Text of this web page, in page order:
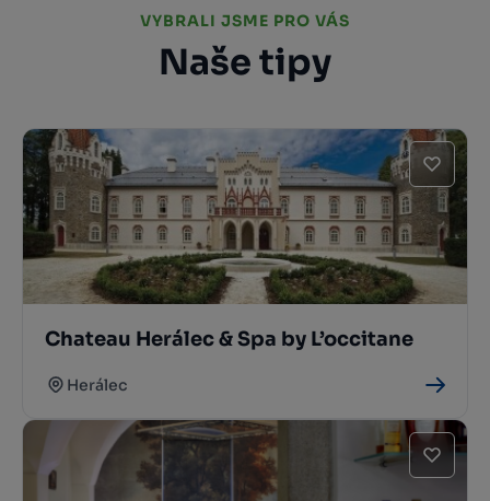
VYBRALI JSME PRO VÁS
Naše tipy
Chateau Herálec & Spa by L’occitane
Herálec